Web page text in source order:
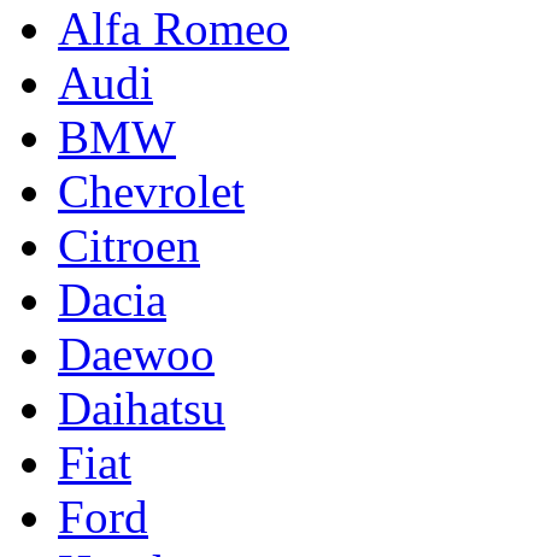
Alfa Romeo
Audi
BMW
Chevrolet
Citroen
Dacia
Daewoo
Daihatsu
Fiat
Ford